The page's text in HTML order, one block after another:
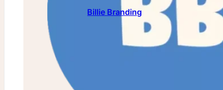
Billie Branding